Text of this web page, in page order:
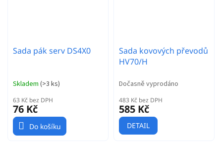
Sada pák serv DS4X0
Skladem (>3 ks)
63 Kč bez DPH
76 Kč
Do košíku
Sada kovových převodů
HV70/H
Dočasně vyprodáno
483 Kč bez DPH
585 Kč
DETAIL